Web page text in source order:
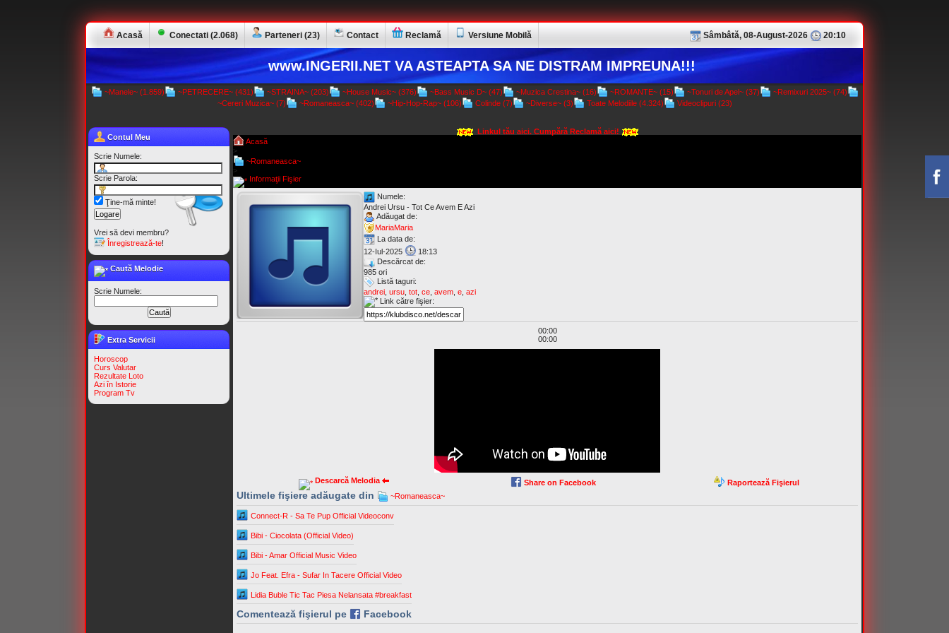
Acasă Conectati (2.068) Parteneri (23) Contact Reclamă Versiune Mobilă Sâmbâtă, 08-August-2026 20:10
www.INGERII.NET VA ASTEAPTA SA NE DISTRAM IMPREUNA!!!
~Manele~ (1.859) ~PETRECERE~ (431) ~STRAINA~ (203) ~House Music~ (376) ~Bass Music D~ (47) ~Muzica Crestina~ (16) ~ROMANTE~ (15) ~Tonuri de Apel~ (37)
~Remixuri 2025~ (74)
~Cereri Muzica~ (7)
~Romaneasca~ (402) ~Hip-Hop-Rap~ (106) Colinde (7) ~Diverse~ (3) Toate Melodiile (4.324) Videoclipuri (23)
Contul Meu
Scrie Numele:
Scrie Parola:
Ţine-mă minte!
Vrei să devi membru?
Înregistrează-te!
Caută Melodie
Scrie Numele:
Extra Servicii
Horoscop
Curs Valutar
Rezultate Loto
Azi în Istorie
Program Tv
Linkul tău aici. Cumpără Reclamă aici!
Acasă
>
~Romaneasca~
>
Informaţii Fişier
Numele:
Andrei Ursu - Tot Ce Avem E Azi
Adăugat de:
MariaMaria
La data de:
12-Iul-2025
18:13
Descărcat de:
985 ori
Listă taguri:
andrei ursu tot ce avem e azi
Link către fişier:
00:00
00:00
Descarcă Melodia Share on Facebook Raportează Fişierul
Ultimele fişiere adăugate din ~Romaneasca~
Connect-R - Sa Te Pup Official Videoconv
Bibi - Ciocolata (Official Video)
Bibi - Amar Official Music Video
Jo Feat. Efra - Sufar In Tacere Official Video
Lidia Buble Tic Tac Piesa Nelansata #breakfast
Comentează fişierul pe Facebook